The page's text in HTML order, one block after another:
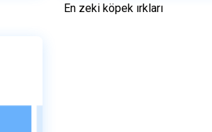
En zeki köpek ırkları